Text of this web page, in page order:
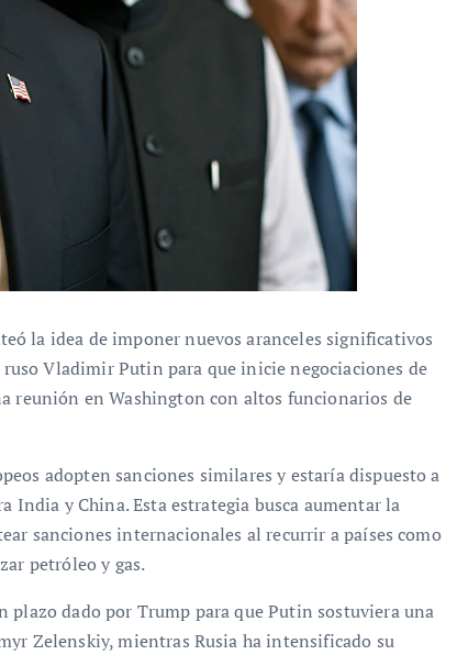
la idea de imponer nuevos aranceles significativos
Vladimir Putin para que inicie negociaciones de
reunión en Washington con altos funcionarios de
adopten sanciones similares y estaría dispuesto a
India y China. Esta estrategia busca aumentar la
sanciones internacionales al recurrir a países como
petróleo y gas.
dado por Trump para que Putin sostuviera una
Zelenskiy, mientras Rusia ha intensificado su